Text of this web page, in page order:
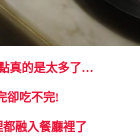
真的是太多了…
卻吃不完!
融入餐廳裡了